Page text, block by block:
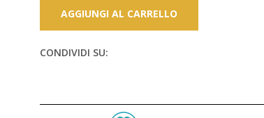
AGGIUNGI AL CARRELLO
CONDIVIDI SU: